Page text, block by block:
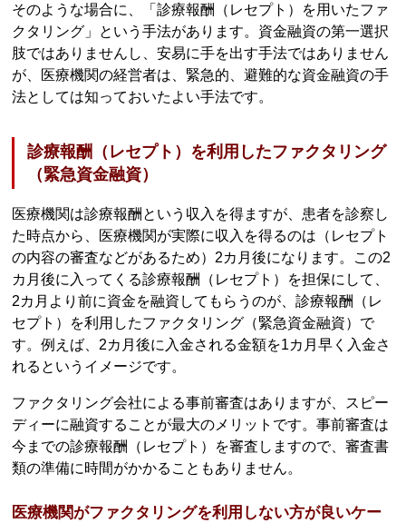
そのような場合に、「診療報酬（レセプト）を用いたファ
クタリング」という手法があります。資金融資の第一選択
肢ではありませんし、安易に手を出す手法ではありません
が、医療機関の経営者は、緊急的、避難的な資金融資の手
法としては知っておいたよい手法です。
診療報酬（レセプト）を利用したファクタリング
（緊急資金融資）
医療機関は診療報酬という収入を得ますが、患者を診察し
た時点から、医療機関が実際に収入を得るのは（レセプト
の内容の審査などがあるため）2カ月後になります。この2
カ月後に入ってくる診療報酬（レセプト）を担保にして、
2カ月より前に資金を融資してもらうのが、診療報酬（レ
セプト）を利用したファクタリング（緊急資金融資）で
す。例えば、2カ月後に入金される金額を1カ月早く入金さ
れるというイメージです。
ファクタリング会社による事前審査はありますが、スピー
ディーに融資することが最大のメリットです。事前審査は
今までの診療報酬（レセプト）を審査しますので、審査書
類の準備に時間がかかることもありません。
医療機関がファクタリングを利用しない方が良いケー